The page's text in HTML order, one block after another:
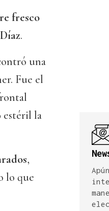
fresco
.
una
Fue el
estéril la
,
lo que